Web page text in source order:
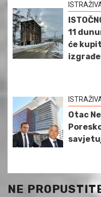
11
će
Otac
NE